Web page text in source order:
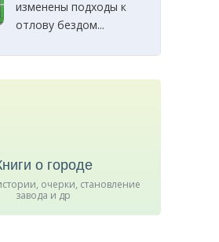
изменены подходы к
отлову бездом...
о городе
очерки, становление
завода и др